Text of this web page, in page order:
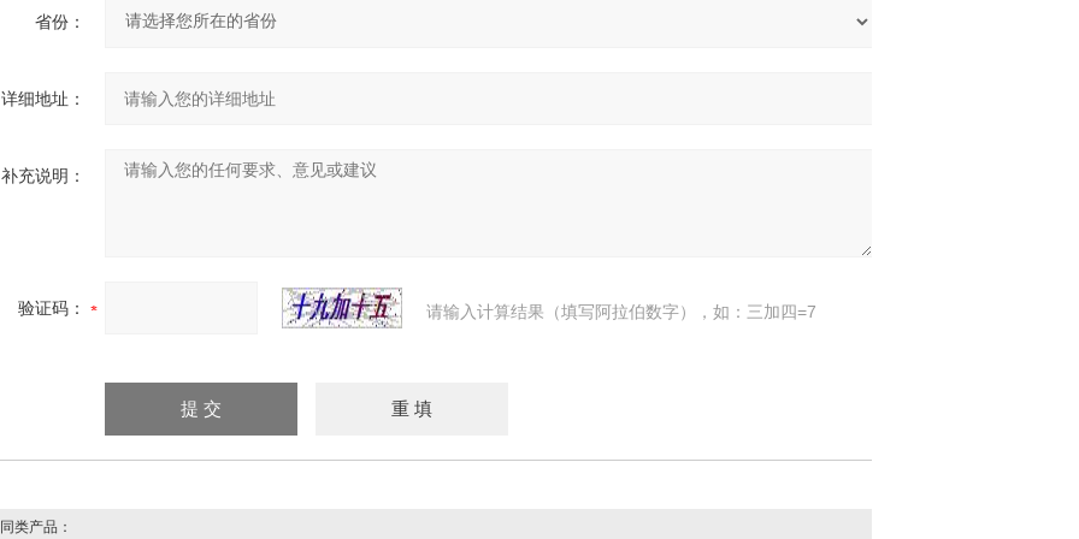
省份：
详细地址：
补充说明：
验证码： 请输入计算结果（填写阿拉伯数字），如：三加四=7
类产品：